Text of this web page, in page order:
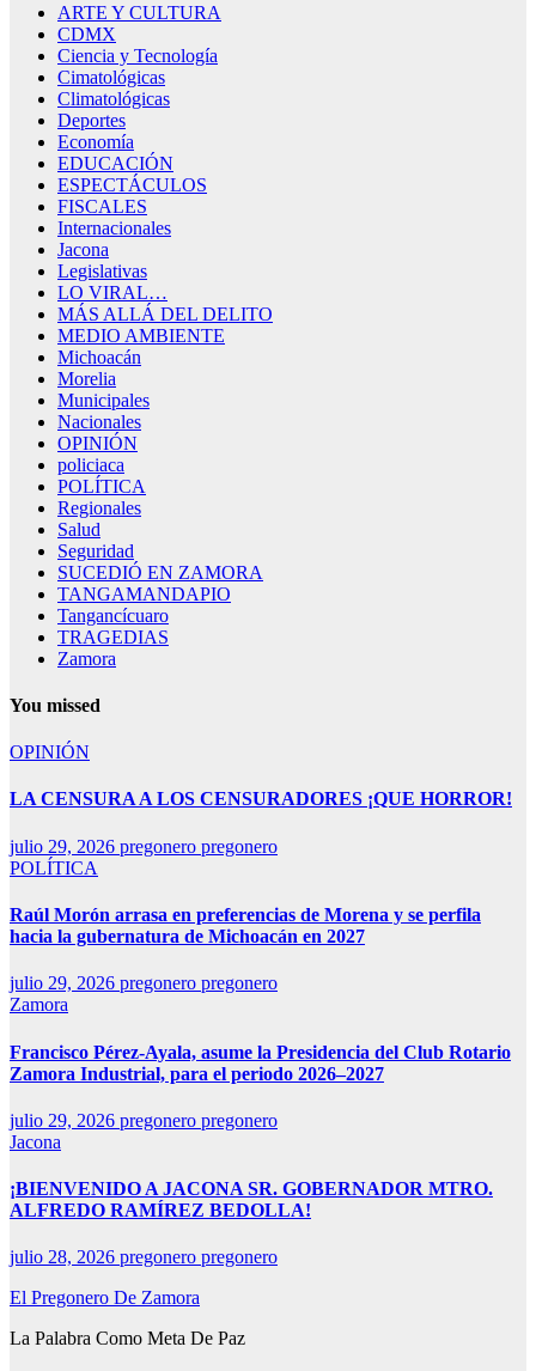
ARTE Y CULTURA
CDMX
Ciencia y Tecnología
Cimatológicas
Climatológicas
Deportes
Economía
EDUCACIÓN
ESPECTÁCULOS
FISCALES
Internacionales
Jacona
Legislativas
LO VIRAL…
MÁS ALLÁ DEL DELITO
MEDIO AMBIENTE
Michoacán
Morelia
Municipales
Nacionales
OPINIÓN
policiaca
POLÍTICA
Regionales
Salud
Seguridad
SUCEDIÓ EN ZAMORA
TANGAMANDAPIO
Tangancícuaro
TRAGEDIAS
Zamora
You missed
OPINIÓN
LA CENSURA A LOS CENSURADORES ¡QUE HORROR!
julio 29, 2026 pregonero pregonero
POLÍTICA
Raúl Morón arrasa en preferencias de Morena y se perfila
hacia la gubernatura de Michoacán en 2027
julio 29, 2026 pregonero pregonero
Zamora
Francisco Pérez-Ayala, asume la Presidencia del Club Rotario
Zamora Industrial, para el periodo 2026–2027
julio 29, 2026 pregonero pregonero
Jacona
¡BIENVENIDO A JACONA SR. GOBERNADOR MTRO.
ALFREDO RAMÍREZ BEDOLLA!
julio 28, 2026 pregonero pregonero
El Pregonero De Zamora
La Palabra Como Meta De Paz